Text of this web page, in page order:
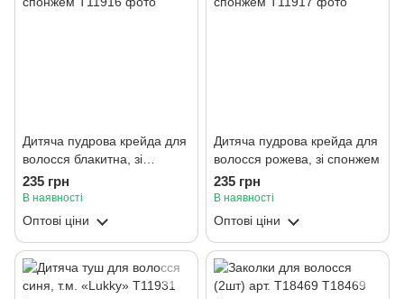
Дитяча пудрова крейда для
волосся блакитна, зі
спонжем
235 грн
В наявності
Оптові ціни
Дитяча пудрова крейда для
волосся рожева, зі спонжем
235 грн
В наявності
Оптові ціни